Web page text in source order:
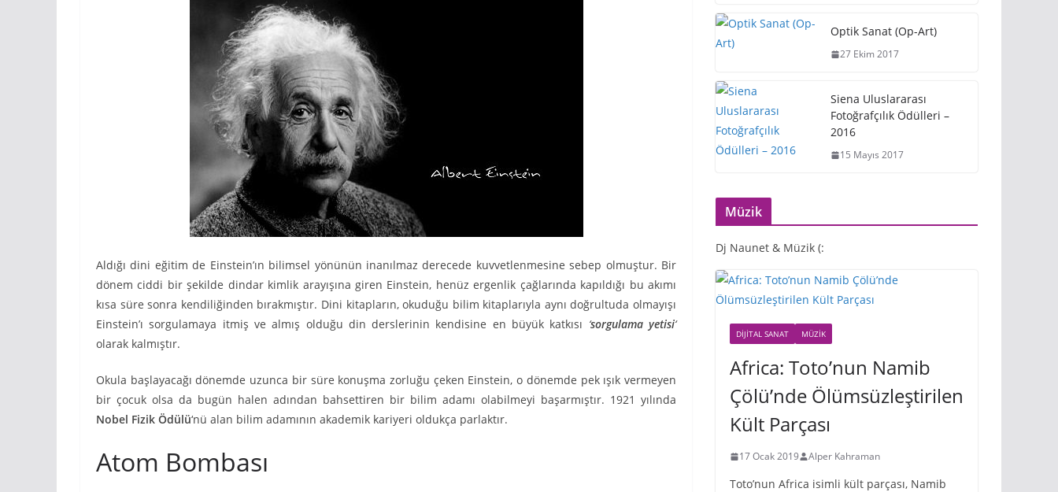
Aldığı dini eğitim de Einstein’ın bilimsel yönünün inanılmaz derecede kuvvetlenmesine sebep olmuştur. Bir
dönem ciddi bir şekilde dindar kimlik arayışına giren Einstein, henüz ergenlik çağlarında kapıldığı bu akımı
kısa süre sonra kendiliğinden bırakmıştır. Dini kitapların, okuduğu bilim kitaplarıyla aynı doğrultuda olmayışı
Einstein’ı sorgulamaya itmiş ve almış olduğu din derslerinin kendisine en büyük katkısı ‘sorgulama yetisi‘
olarak kalmıştır.
Okula başlayacağı dönemde uzunca bir süre konuşma zorluğu çeken Einstein, o dönemde pek ışık vermeyen
bir çocuk olsa da bugün halen adından bahsettiren bir bilim adamı olabilmeyi başarmıştır. 1921 yılında
Nobel Fizik Ödülü‘nü alan bilim adamının akademik kariyeri oldukça parlaktır.
Atom Bombası
Optik Sanat (Op-Art)
27 Ekim 2017
Siena Uluslararası
Fotoğrafçılık Ödülleri –
2016
15 Mayıs 2017
Müzik
Dj Naunet & Müzik (:
DIJITAL SANAT MÜZIK
Africa: Toto’nun Namib
Çölü’nde Ölümsüzleştirilen
Kült Parçası
17 Ocak 2019 Alper Kahraman
Toto’nun Africa isimli kült parçası, Namib